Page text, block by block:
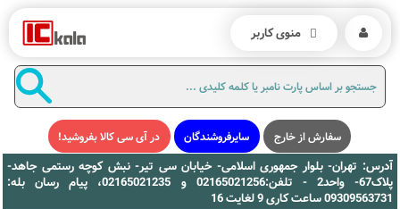
سفارش از خارج سایرفروشندگان در آی سی کالا بفروشید!
آدرس: تهران- بلوار جمهوری اسلامی- خیابان سی تیر- نبش کوچه رستمی جاهد-
پلاک67- واحد2 - تلفن:02165021256 و 02165021235، پیام رسان بله:
09309563731 ساعت کاری 9 لغایت 16
منوی کاربر